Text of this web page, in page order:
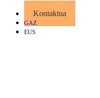
Kontaktua
GAZ
EUS